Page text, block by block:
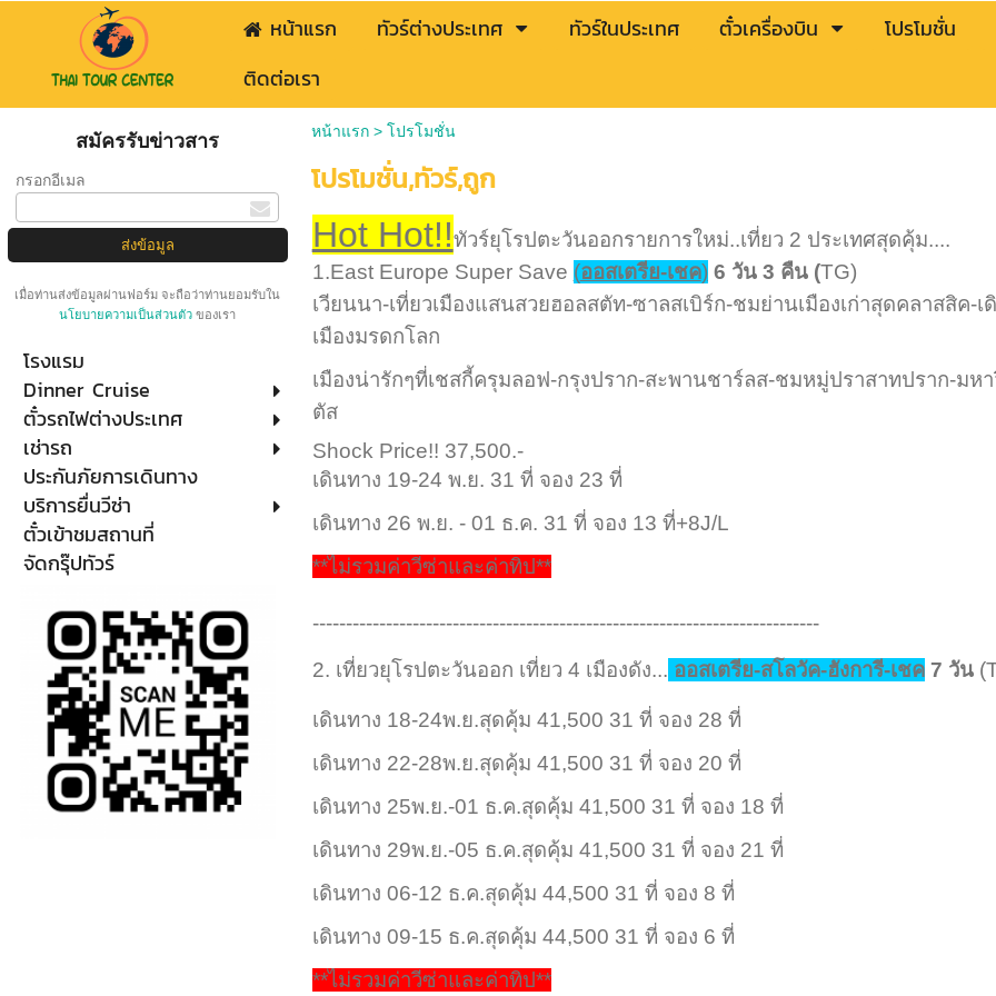
หน้าแรก ทัวร์ต่างประเทศ ทัวร์ในประเทศ ตั๋วเครื่องบิน
โปรโมชั่น
ติดต่อเรา
สมัครรับข่าวสาร
กรอกอีเมล
เมื่อท่านส่งข้อมูลผ่านฟอร์ม จะถือว่าท่านยอมรับใน
นโยบายความเป็นส่วนตัวของเรา
โรงแรม
Dinner Cruise
ตั๋วรถไฟต่างประเทศ
เช่ารถ
ประกันภัยการเดินทาง
บริการยื่นวีซ่า
ตั๋วเข้าชมสถานที่
จัดกรุ๊ปทัวร์
หน้าแรก> โปรโมชั่น
โปรโมชั่น,ทัวร์,ถูก
Hot Hot!!ทัวร์ยุโรปตะวันออกรายการใหม่..เที่ยว 2 ประเทศสุดคุ้ม....
1.East Europe Super Save (ออสเตรีย-เชค) 6 วัน 3 คืน (TG)
เวียนนา-เที่ยวเมืองแสนสวยฮอลสตัท-ซาลสเบิร์ก-ชมย่านเมืองเก่าสุดคลาสสิค-เ
เมืองมรดกโลก
เมืองน่ารักๆที่เชสกี้ครุมลอฟ-กรุงปราก-สะพานชาร์ลส-ชมหมู่ปราสาทปราก-มห
ตัส
Shock Price!! 37,500.-
เดินทาง 19-24 พ.ย. 31 ที่ จอง 23 ที่
เดินทาง 26 พ.ย. - 01 ธ.ค. 31 ที่ จอง 13 ที่+8J/L
**ไม่รวมค่าวีซ่าและค่าทิป**
----------------------------------------------------------------------------
2. เที่ยวยุโรปตะวันออก เที่ยว 4 เมืองดัง... ออสเตรีย-สโลวัค-ฮังการี-เชค7 วัน
เดินทาง 18-24พ.ย.สุดคุ้ม 41,500 31 ที่ จอง 28 ที่
เดินทาง 22-28พ.ย.สุดคุ้ม 41,500 31 ที่ จอง 20 ที่
เดินทาง 25พ.ย.-01 ธ.ค.สุดคุ้ม 41,500 31 ที่ จอง 18 ที่
เดินทาง 29พ.ย.-05 ธ.ค.สุดคุ้ม 41,500 31 ที่ จอง 21 ที่
เดินทาง 06-12 ธ.ค.สุดคุ้ม 44,500 31 ที่ จอง 8 ที่
เดินทาง 09-15 ธ.ค.สุดคุ้ม 44,500 31 ที่ จอง 6 ที่
**ไม่รวมค่าวีซ่าและค่าทิป**